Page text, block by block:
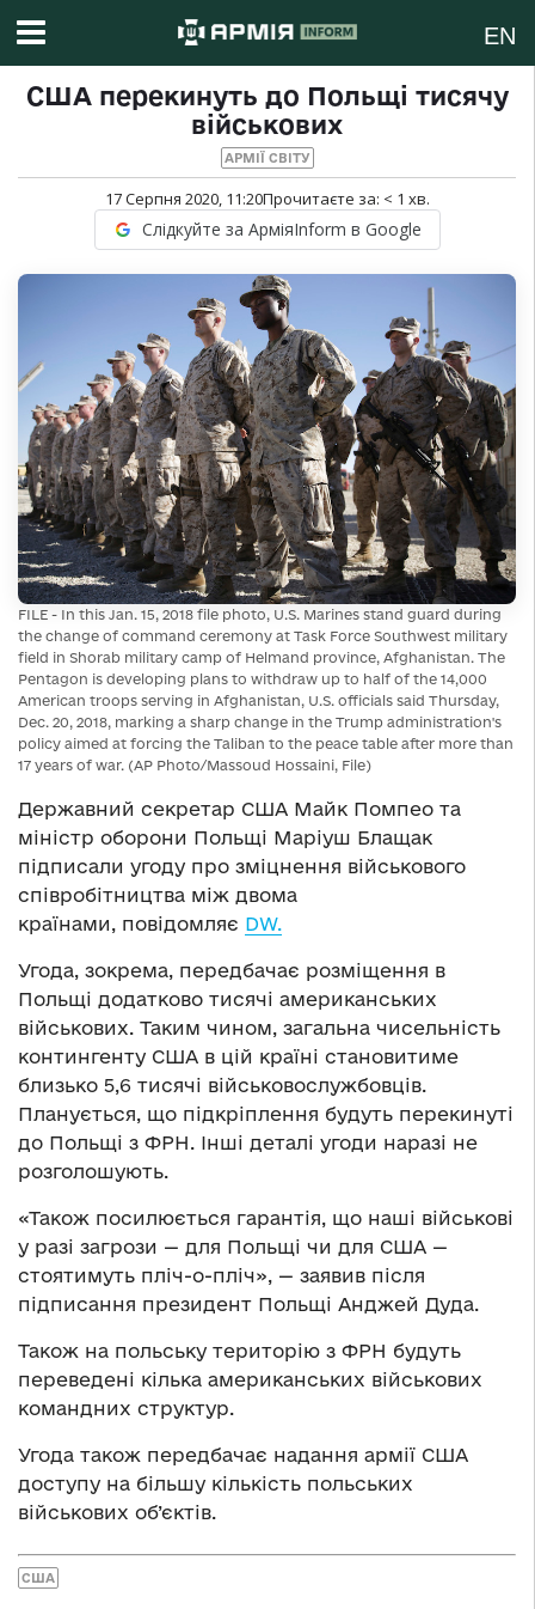
EN
США перекинуть до Польщі тисячу
військових
АРМІЇ СВІТУ
17 Серпня 2020, 11:20Прочитаєте за: < 1 хв.
Слідкуйте за АрміяInform в Google
FILE - In this Jan. 15, 2018 file photo, U.S. Marines stand guard during
the change of command ceremony at Task Force Southwest military
field in Shorab military camp of Helmand province, Afghanistan. The
Pentagon is developing plans to withdraw up to half of the 14,000
American troops serving in Afghanistan, U.S. officials said Thursday,
Dec. 20, 2018, marking a sharp change in the Trump administration's
policy aimed at forcing the Taliban to the peace table after more than
17 years of war. (AP Photo/Massoud Hossaini, File)
Державний секретар США Майк Помпео та
міністр оборони Польщі Маріуш Блащак
підписали угоду про зміцнення військового
співробітництва між двома
країнами, повідомляє DW.
Угода, зокрема, передбачає розміщення в
Польщі додатково тисячі американських
військових. Таким чином, загальна чисельність
контингенту США в цій країні становитиме
близько 5,6 тисячі військовослужбовців.
Планується, що підкріплення будуть перекинуті
до Польщі з ФРН. Інші деталі угоди наразі не
розголошують.
«Також посилюється гарантія, що наші військові
у разі загрози — для Польщі чи для США —
стоятимуть пліч-о-пліч», — заявив після
підписання президент Польщі Анджей Дуда.
Також на польську територію з ФРН будуть
переведені кілька американських військових
командних структур.
Угода також передбачає надання армії США
доступу на більшу кількість польських
військових об’єктів.
США